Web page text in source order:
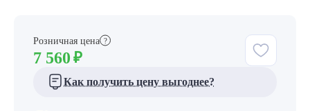
Розничная цена ?
7 560 ₽
Как получить цену выгоднее?